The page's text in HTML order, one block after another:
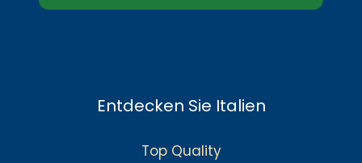
Entdecken Sie Italien
Top Quality